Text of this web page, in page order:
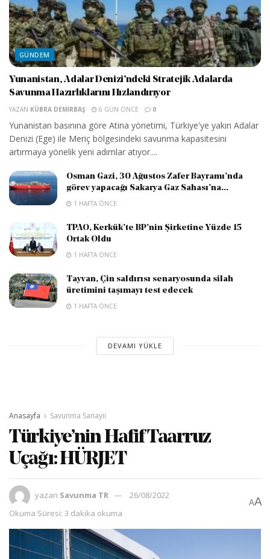
GÜNDEM
Yunanistan, Adalar Denizi’ndeki Stratejik Adalarda
Savunma Hazırlıklarını Hızlandırıyor
YAZAN KÜBRA DEMIRBAŞ 6 GÜN ÖNCE 0
Yunanistan basınına göre Atina yönetimi, Türkiye'ye yakın Adalar
Denizi (Ege) ile Meriç bölgesindeki savunma kapasitesini
artırmaya yönelik yeni adımlar atıyor....
Osman Gazi, 30 Ağustos Zafer Bayramı’nda
görev yapacağı Sakarya Gaz Sahası’na...
1 HAFTA ÖNCE
TPAO, Kerkük’te BP’nin Şirketine Yüzde 15
Ortak Oldu
1 HAFTA ÖNCE
Tayvan, Çin saldırısı senaryosunda silah
üretimini taşımayı test edecek
1 HAFTA ÖNCE
DEVAMI YÜKLE
Anasayfa Savunma Sanayii
Türkiye’nin Hafif Taarruz
Uçağı: HÜRJET
yazan Savunma TR
26/08/2022
Okuma Süresi: 3 dakika okuma
AA